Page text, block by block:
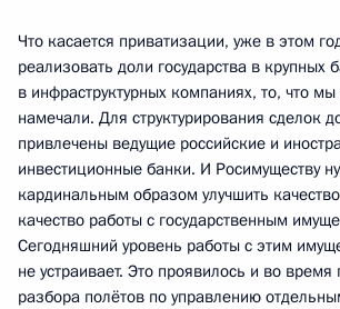
Что касается приватизации, уже в этом
реализовать доли государства в крупных
в инфраструктурных компаниях, то, что
намечали. Для структурирования сделок
привлечены ведущие российские и
инвестиционные банки. И Росимуществу
кардинальным образом улучшить
качество работы с государственным
Сегодняшний уровень работы с этим
не устраивает. Это проявилось и во время
разбора полётов по управлению